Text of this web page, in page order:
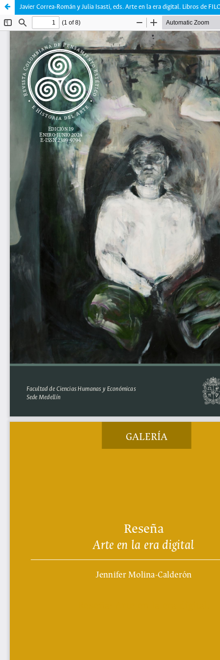
Javier Correa-Román y Julia Isasti, eds. Arte en la era digital. Libros de